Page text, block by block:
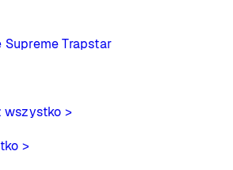
Supreme Trapstar
wszystko >
>